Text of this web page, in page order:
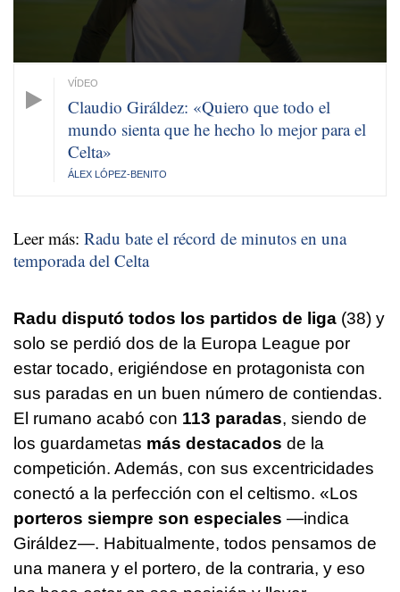
Claudio Giráldez: «Quiero que todo el
mundo sienta que he hecho lo mejor para el
Celta»
ÁLEX LÓPEZ-BENITO
Leer más: Radu bate el récord de minutos en una
temporada del Celta
Radu disputó todos los partidos de liga (38) y
solo se perdió dos de la Europa League por
estar tocado, erigiéndose en protagonista con
sus paradas en un buen número de contiendas.
El rumano acabó con 113 paradas, siendo de
los guardametas más destacados de la
competición. Además, con sus excentricidades
conectó a la perfección con el celtismo. «Los
porteros siempre son especiales —indica
Giráldez—. Habitualmente, todos pensamos de
una manera y el portero, de la contraria, y eso